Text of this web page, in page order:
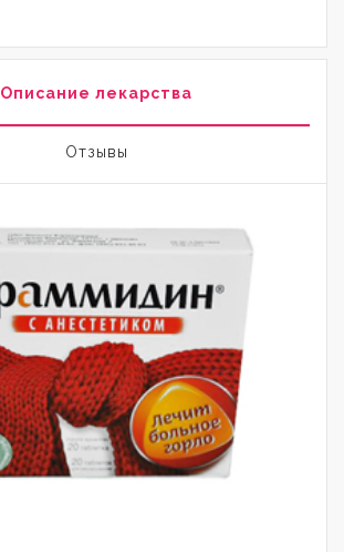
Описание лекарства
Отзывы